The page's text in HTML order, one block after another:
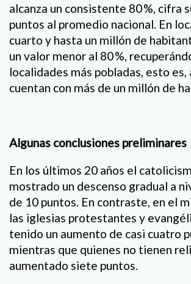
alcanza un consistente 80 %, cifra
puntos al promedio nacional. En
cuarto y hasta un millón de
un valor menor al 80 %,
localidades más pobladas, esto es,
cuentan con más de un millón de
Algunas conclusiones preliminares
En los últimos 20 años el
mostrado un descenso gradual a
de 10 puntos. En contraste, en el
las iglesias protestantes y
tenido un aumento de casi cuatro
mientras que quienes no tienen
aumentado siete puntos.